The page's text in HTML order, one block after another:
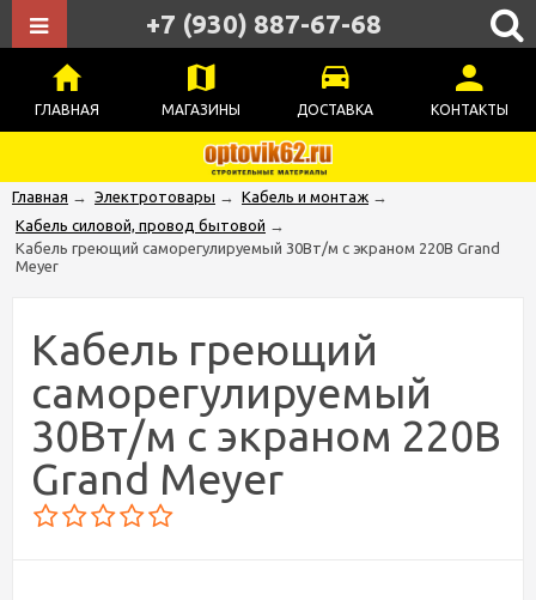
ГЛАВНАЯ МАГАЗИНЫ ДОСТАВКА КОНТАКТЫ
+7 (930) 887-67-68
Главная → Электротовары → Кабель и монтаж →
Кабель силовой, провод бытовой →
Кабель греющий саморегулируемый 30Вт/м с экраном 220В Grand
Meyer
Кабель греющий
саморегулируемый
30Вт/м с экраном 220В
Grand Meyer